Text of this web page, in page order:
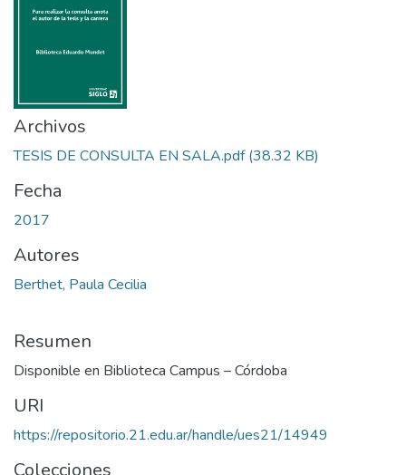
Archivos
TESIS DE CONSULTA EN SALA.pdf(38.32 KB)
Fecha
2017
Autores
Berthet, Paula Cecilia
Resumen
Disponible en Biblioteca Campus – Córdoba
URI
https://repositorio.21.edu.ar/handle/ues21/14949